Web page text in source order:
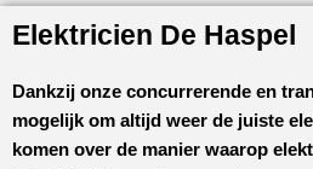
Elektricien De Haspel
Dankzij onze concurrerende en
mogelijk om altijd weer de juiste
komen over de manier waarop